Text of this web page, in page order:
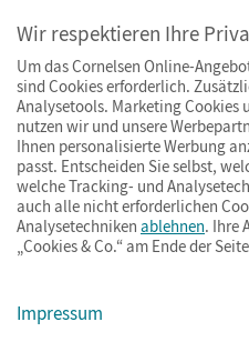
© Cornelsen Verlag 2026
ImpressumAGBDatenschutz
Wir respektieren Ihre
Um das Cornelsen Online-
sind Cookies erforderlich.
Analysetools. Marketing Cookies
nutzen wir und unsere
Ihnen personalisierte Werbung
passt. Entscheiden Sie selbst,
welche Tracking- und
auch alle nicht erforderlichen
Analysetechniken ablehnen. Ihre
„Cookies & Co.“ am Ende der
Impressum